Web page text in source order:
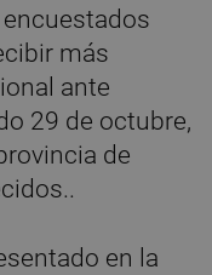
más
ante
29 de octubre,
de
en la